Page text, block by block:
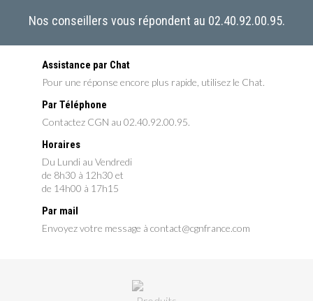
Nos conseillers vous répondent au 02.40.92.00.95.
Assistance par Chat
Pour une réponse encore plus rapide, utilisez le Chat.
Par Téléphone
Contactez CGN au 02.40.92.00.95.
Horaires
Du Lundi au Vendredi
de 8h30 à 12h30 et
de 14h00 à 17h15
Par mail
Envoyez votre message à contact@cgnfrance.com